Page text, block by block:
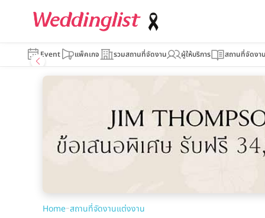
Event แพ็คเกจ รวมสถานที่จัดงาน ผู้ให้บริการ สถานที่จัดงา
Home–สถานที่จัดงานแต่งงาน